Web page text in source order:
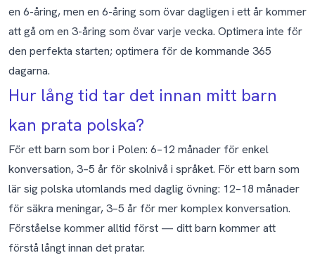
en 6-åring, men en 6-åring som övar dagligen i ett år kommer
att gå om en 3-åring som övar varje vecka. Optimera inte för
den perfekta starten; optimera för de kommande 365
dagarna.
Hur lång tid tar det innan mitt barn
kan prata polska?
För ett barn som bor i Polen: 6–12 månader för enkel
konversation, 3–5 år för skolnivå i språket. För ett barn som
lär sig polska utomlands med daglig övning: 12–18 månader
för säkra meningar, 3–5 år för mer komplex konversation.
Förståelse kommer alltid först — ditt barn kommer att
förstå långt innan det pratar.